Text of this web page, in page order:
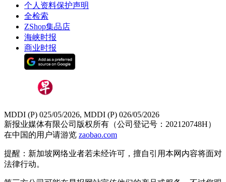
个人资料保护声明
全检索
ZShop集品店
海峡时报
商业时报
MDDI (P) 025/05/2026, MDDI (P) 026/05/2026
新报业媒体有限公司版权所有（公司登记号：202120748H）
在中国的用户请游览 zaobao.com
提醒：新加坡网络业者若未经许可，擅自引用本网内容将面对
法律行动。